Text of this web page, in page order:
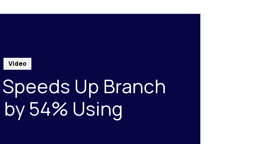
Video
Up Branch
54% Using